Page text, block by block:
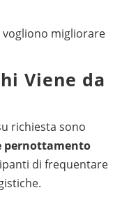
Viene da
richiesta sono
pernottamento
di frequentare